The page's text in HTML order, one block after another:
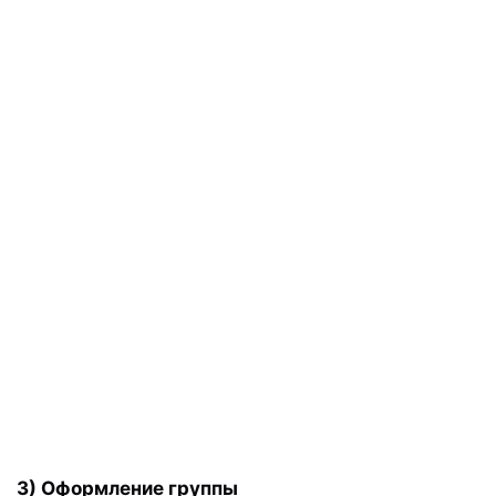
3) Оформление группы